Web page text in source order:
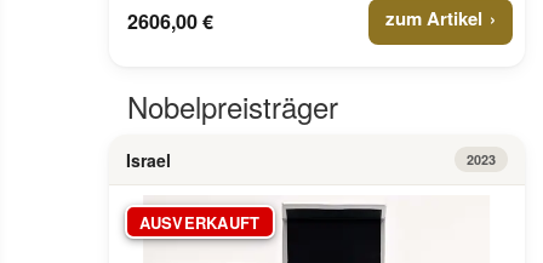
2606,00 € zum Artikel
Nobelpreisträger
Israel 2023
AUSVERKAUFT